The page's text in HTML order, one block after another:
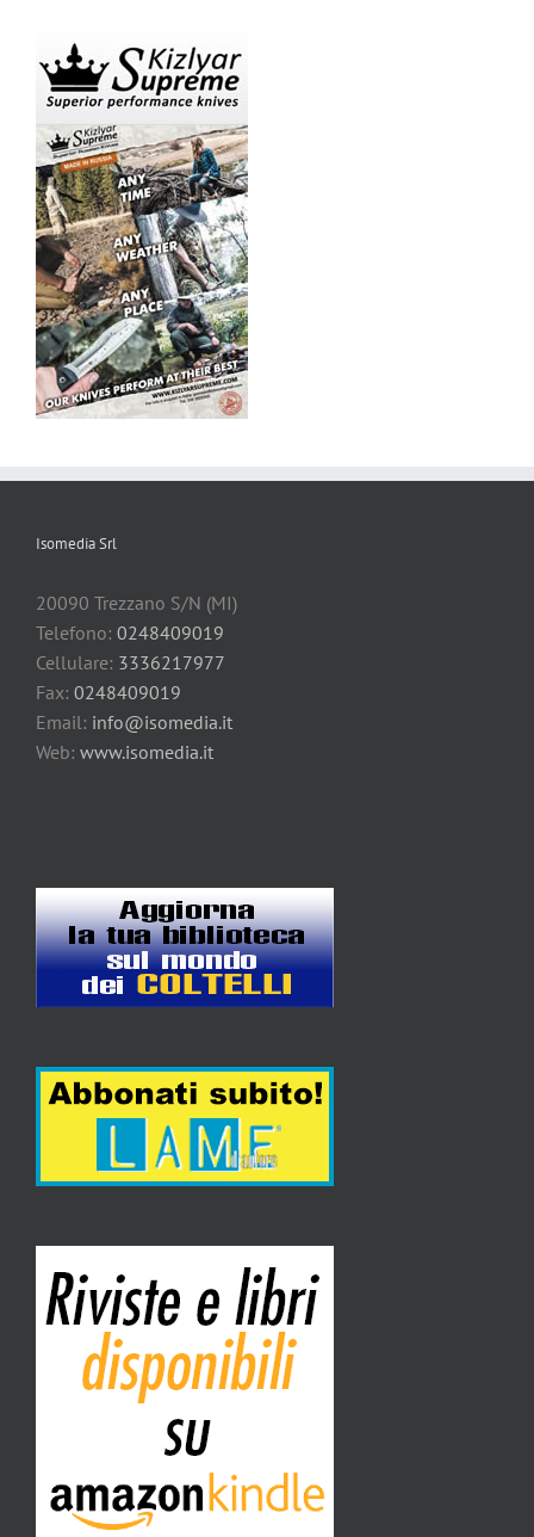
Isomedia Srl
20090 Trezzano S/N (MI)
Telefono: 0248409019
Cellulare: 3336217977
Fax: 0248409019
Email: info@isomedia.it
Web: www.isomedia.it